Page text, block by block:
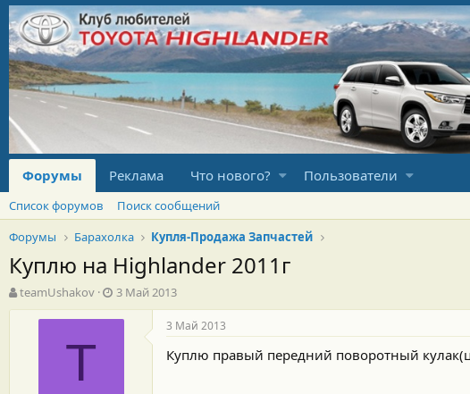
Форумы Реклама Что нового? Пользователи
Список форумов
Поиск сообщений
Форумы
Барахолка Купля-Продажа Запчастей
Куплю на Highlander 2011г
А
в
teamUshakov
Д
а
т
3 Май 2013
T
3 Май 2013
Куплю правый передний поворотный